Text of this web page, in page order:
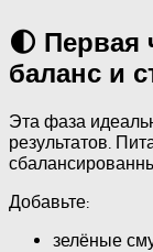
🌓 Первая
баланс и
Эта фаза
результатов.
Добавьте:
зелёные